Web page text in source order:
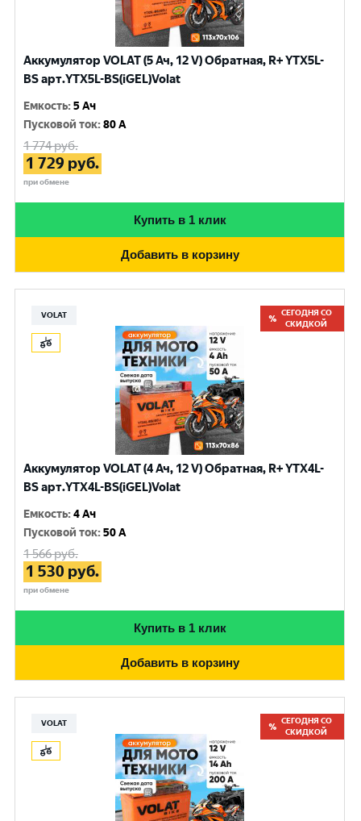
Аккумулятор VOLAT (5 Ач, 12 V) Обратная, R+ YTX5L-
BS арт.YTX5L-BS(iGEL)Volat
Емкость:5 Ач
Пусковой ток:80 A
1 774руб.
1 729 руб.
при обмене
Купить в 1 клик
Добавить в корзину
VOLAT
СЕГОДНЯ СО
СКИДКОЙ
Аккумулятор VOLAT (4 Ач, 12 V) Обратная, R+ YTX4L-
BS арт.YTX4L-BS(iGEL)Volat
Емкость:4 Ач
Пусковой ток:50 A
1 566руб.
1 530 руб.
при обмене
Купить в 1 клик
Добавить в корзину
VOLAT
СЕГОДНЯ СО
СКИДКОЙ